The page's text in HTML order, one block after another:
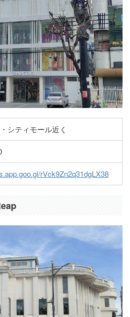
シティモール近く
rVck9Zn2q31dgLX38